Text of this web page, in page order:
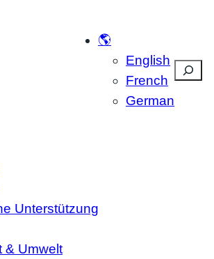
🌎
English
French
German
Unterstützung
& Umwelt